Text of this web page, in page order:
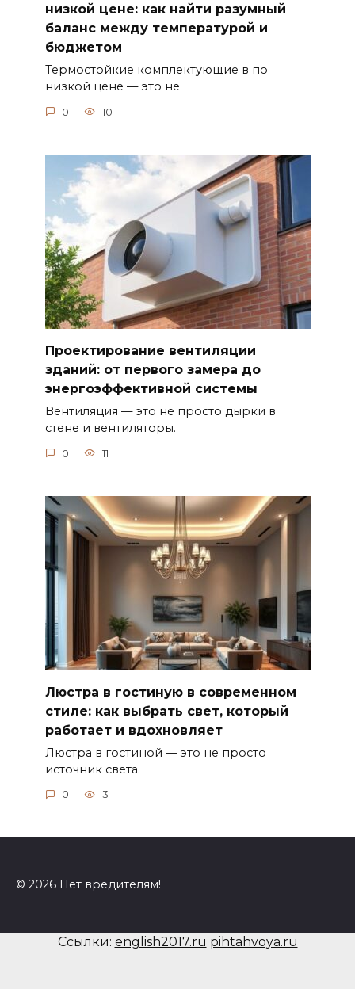
низкой цене: как найти разумный
баланс между температурой и
бюджетом
Термостойкие комплектующие в по
низкой цене — это не
0 10
Проектирование вентиляции
зданий: от первого замера до
энергоэффективной системы
Вентиляция — это не просто дырки в
стене и вентиляторы.
0 11
Люстра в гостиную в современном
стиле: как выбрать свет, который
работает и вдохновляет
Люстра в гостиной — это не просто
источник света.
0 3
© 2026 Нет вредителям!
Ссылки: english2017.ru pihtahvoya.ru